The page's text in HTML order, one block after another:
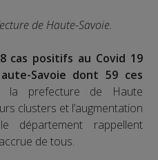
de Haute-Savoie.
cas positifs au Covid 19
Savoie dont 59 ces
la prefecture de Haute
clusters et l’augmentation
département rappellent
de tous.